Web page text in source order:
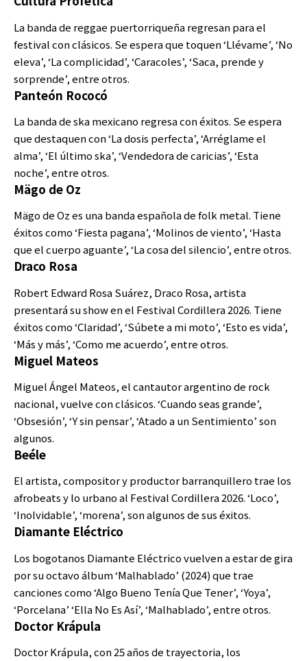
La banda de reggae puertorriqueña regresan para el
festival con clásicos. Se espera que toquen ‘Llévame’, ‘No
eleva’, ‘La complicidad’, ‘Caracoles’, ‘Saca, prende y
sorprende’, entre otros.
Panteón Rococó
La banda de ska mexicano regresa con éxitos. Se espera
que destaquen con ‘La dosis perfecta’, ‘Arréglame el
alma’, ‘El último ska’, ‘Vendedora de caricias’, ‘Esta
noche’, entre otros.
Mägo de Oz
Mägo de Oz es una banda española de folk metal. Tiene
éxitos como ‘Fiesta pagana’, ‘Molinos de viento’, ‘Hasta
que el cuerpo aguante’, ‘La cosa del silencio’, entre otros.
Draco Rosa
Robert Edward Rosa Suárez, Draco Rosa, artista
presentará su show en el Festival Cordillera 2026. Tiene
éxitos como ‘Claridad’, ‘Súbete a mi moto’, ‘Esto es vida’,
‘Más y más’, ‘Como me acuerdo’, entre otros.
Miguel Mateos
Miguel Ángel Mateos, el cantautor argentino de rock
nacional, vuelve con clásicos. ‘Cuando seas grande’,
‘Obsesión’, ‘Y sin pensar’, ‘Atado a un Sentimiento’ son
algunos.
Beéle
El artista, compositor y productor barranquillero trae los
afrobeats y lo urbano al Festival Cordillera 2026. ‘Loco’,
‘Inolvidable’, ‘morena’, son algunos de sus éxitos.
Diamante Eléctrico
Los bogotanos Diamante Eléctrico vuelven a estar de gira
por su octavo álbum ‘Malhablado’ (2024) que trae
canciones como ‘Algo Bueno Tenía Que Tener’, ‘Yoya’,
‘Porcelana’ ‘Ella No Es Así’, ‘Malhablado’, entre otros.
Doctor Krápula
Doctor Krápula, con 25 años de trayectoria, los